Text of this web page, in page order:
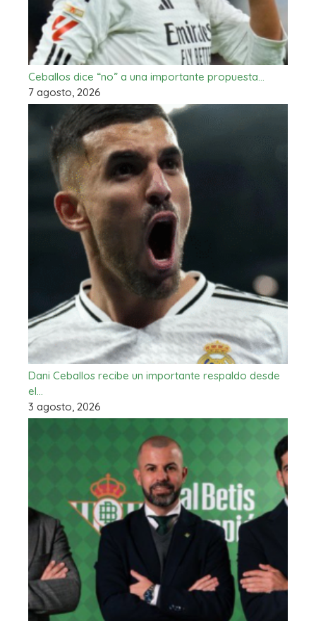
Ceballos dice “no” a una importante propuesta…
7 agosto, 2026
Dani Ceballos recibe un importante respaldo desde
el…
3 agosto, 2026